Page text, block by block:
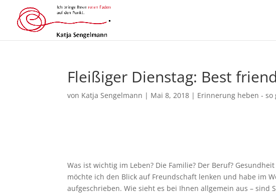
Fleißiger Dienstag: Best
von Katja Sengelmann | Mai 8, 2018 | Erinnerung heben - so
Was ist wichtig im Leben? Die Familie? Der Beruf?
möchte ich den Blick auf Freundschaft lenken und habe im
aufgeschrieben. Wie sieht es bei Ihnen allgemein aus – sind